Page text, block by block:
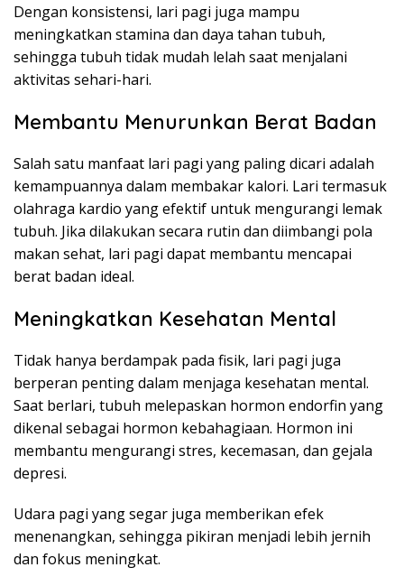
Dengan konsistensi, lari pagi juga mampu
meningkatkan stamina dan daya tahan tubuh,
sehingga tubuh tidak mudah lelah saat menjalani
aktivitas sehari-hari.
Membantu Menurunkan Berat Badan
Salah satu manfaat lari pagi yang paling dicari adalah
kemampuannya dalam membakar kalori. Lari termasuk
olahraga kardio yang efektif untuk mengurangi lemak
tubuh. Jika dilakukan secara rutin dan diimbangi pola
makan sehat, lari pagi dapat membantu mencapai
berat badan ideal.
Meningkatkan Kesehatan Mental
Tidak hanya berdampak pada fisik, lari pagi juga
berperan penting dalam menjaga kesehatan mental.
Saat berlari, tubuh melepaskan hormon endorfin yang
dikenal sebagai hormon kebahagiaan. Hormon ini
membantu mengurangi stres, kecemasan, dan gejala
depresi.
Udara pagi yang segar juga memberikan efek
menenangkan, sehingga pikiran menjadi lebih jernih
dan fokus meningkat.